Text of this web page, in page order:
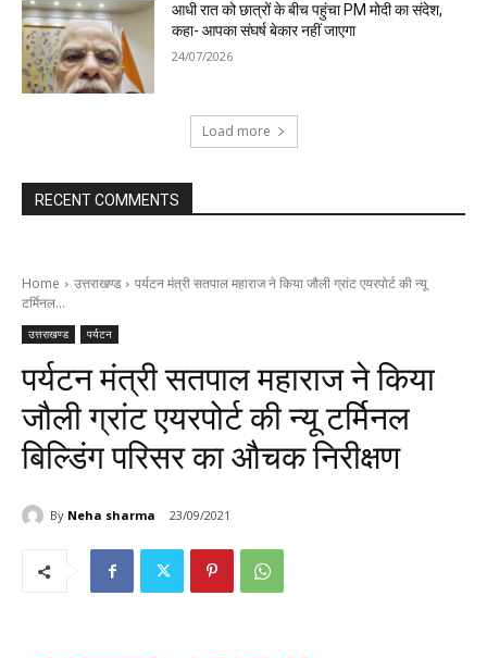
आधी रात को छात्रों के बीच पहुंचा PM मोदी का संदेश,
कहा- आपका संघर्ष बेकार नहीं जाएगा
24/07/2026
Load more
RECENT COMMENTS